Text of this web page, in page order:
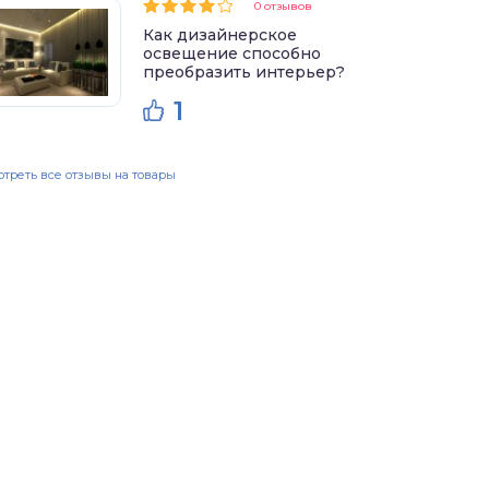
0 отзывов
Как дизайнерское
освещение способно
преобразить интерьер?
1
все отзывы на товары